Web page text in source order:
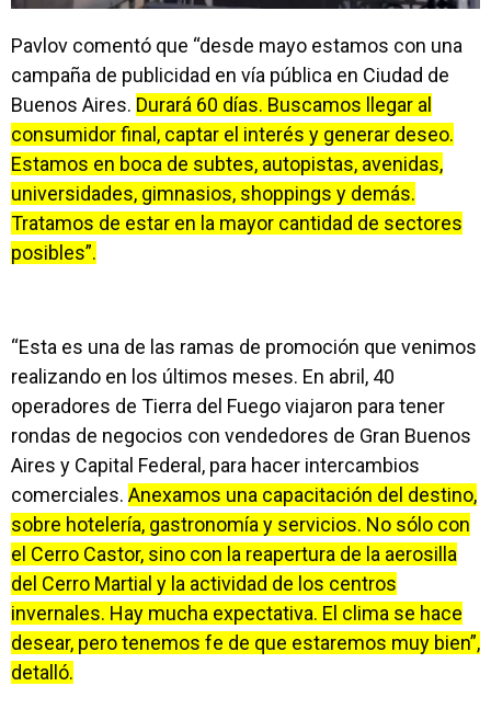
Pavlov comentó que “desde mayo estamos con una
campaña de publicidad en vía pública en Ciudad de
Buenos Aires. Durará 60 días. Buscamos llegar al
consumidor final, captar el interés y generar deseo.
Estamos en boca de subtes, autopistas, avenidas,
universidades, gimnasios, shoppings y demás.
Tratamos de estar en la mayor cantidad de sectores
posibles”.
“Esta es una de las ramas de promoción que venimos
realizando en los últimos meses. En abril, 40
operadores de Tierra del Fuego viajaron para tener
rondas de negocios con vendedores de Gran Buenos
Aires y Capital Federal, para hacer intercambios
comerciales. Anexamos una capacitación del destino,
sobre hotelería, gastronomía y servicios. No sólo con
el Cerro Castor, sino con la reapertura de la aerosilla
del Cerro Martial y la actividad de los centros
invernales. Hay mucha expectativa. El clima se hace
desear, pero tenemos fe de que estaremos muy bien”,
detalló.